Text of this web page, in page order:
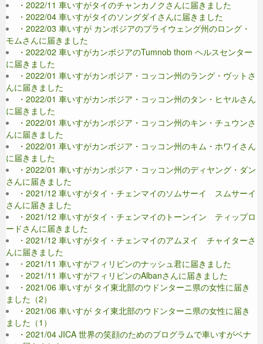
・2022/11 車いすがタイのチャンカノクさんに届きました
・2022/04 車いすがタイのソングダイさんに届きました
・2022/03 車いすが カンボジアのプライウェング州のロング・
モムさんに届きました
・2022/02 車いすがカンボジアのTumnob thom ヘルスセンター
に届きました
・2022/01 車いすがカンボジア・コッコン州のラング・ヴットさ
んに届きました
・2022/01 車いすがカンボジア・コッコン州のタン・ヒヤルさん
に届きました
・2022/01 車いすがカンボジア・コッコン州のキン・チュウンさ
んに届きました
・2022/01 車いすがカンボジア・コッコン州のキム・ホワイさん
に届きました
・2022/01 車いすがカンボジア・コッコン州のディヤング・ダン
さんに届きました
・2021/12 車いすがタイ・チェンマイのソムサーイ スムサーイ
さんに届きました
・2021/12 車いすがタイ・チェンマイのトーンイン ティップロ
ードさんに届きました
・2021/12 車いすがタイ・チェンマイのアムヌイ チャイターさ
んに届きました
・2021/11 車いすがフィリピンのナッシュ君に届きました
・2021/11 車いすがフィリピンのAlbanさんに届きました
・2021/06 車いすが タイ東北部のウドンターニ県の女性に届き
ました（2）
・2021/06 車いすが タイ東北部のウドンターニ県の女性に届き
ました（1）
・2021/04 JICA 世界の笑顔のためのプログラムで車いすがベナ